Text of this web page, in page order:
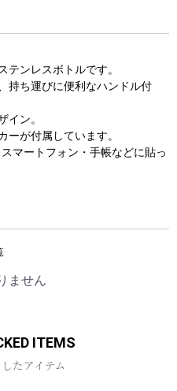
テンレスボトルです。
持ち運びに便利なハンドル付
イン。
ーが付属しています。
マートフォン・手帳などに貼っ
ません
ITEMS
たアイテム